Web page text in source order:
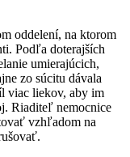
oddelení, na ktorom
Podľa doterajších
umierajúcich,
zo súcitu dávala
viac liekov, aby im
Riaditeľ nemocnice
vzhľadom na